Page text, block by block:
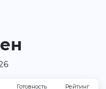
Готовность Рейтинг